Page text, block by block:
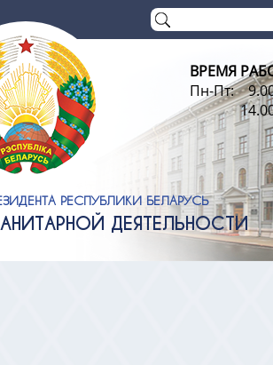
РЕСПУБЛИКИ БЕЛАРУСЬ
ДЕЯТЕЛЬНОСТИ
ВРЕМЯ
Пн-Пт: